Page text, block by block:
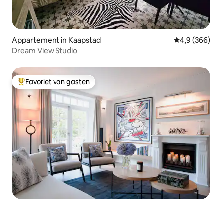
Appartement in Kaapstad Gemiddelde
4,9 (366)
Dream View Studio
Topfavoriet van gasten
Favoriet van gasten